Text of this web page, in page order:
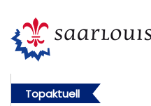
Topaktuell